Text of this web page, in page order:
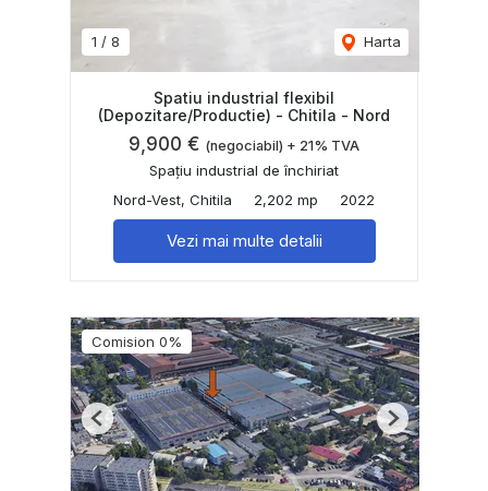
1 / 8 Harta
Spatiu industrial flexibil
(Depozitare/Productie) - Chitila - Nord
9,900 € (negociabil) + 21% TVA
Spațiu industrial de închiriat
Nord-Vest, Chitila
2,202 mp 2022
Vezi mai multe detalii
Comision 0%
Previous Next